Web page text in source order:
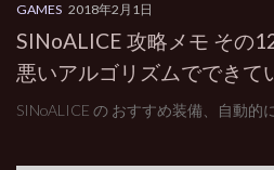
GAMES 2018年2月1日
SINoALICE 攻略メモ その
悪いアルゴリズムでできて
SINoALICE の おすすめ装備、自動的